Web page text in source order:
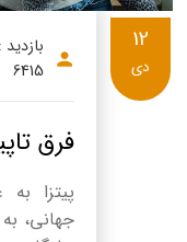
بازدید :
6415
فرق
پیتزا
جهانی،
12
دی